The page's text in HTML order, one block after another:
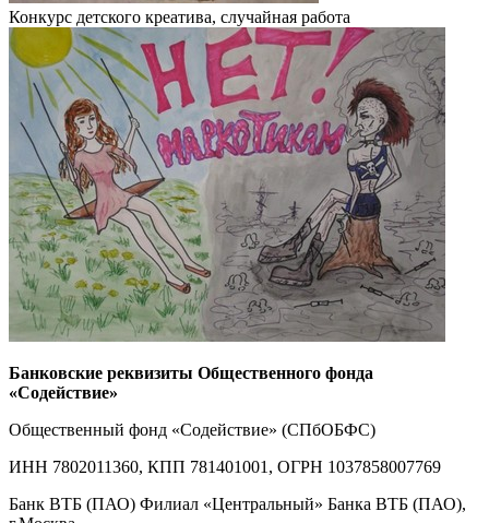
Конкурс детского креатива, случайная работа
Банковские реквизиты Общественного фонда
«Содействие»
Общественный фонд «Содействие» (СПбОБФС)
ИНН 7802011360, КПП 781401001, ОГРН 1037858007769
Банк ВТБ (ПАО) Филиал «Центральный» Банка ВТБ (ПАО),